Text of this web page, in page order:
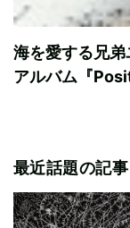
海を愛する兄
アルバム『
最近話題の記事